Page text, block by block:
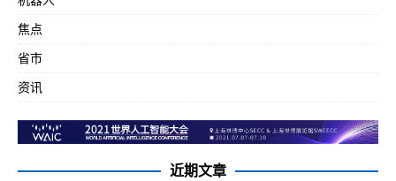
焦点
省市
资讯
近期文章